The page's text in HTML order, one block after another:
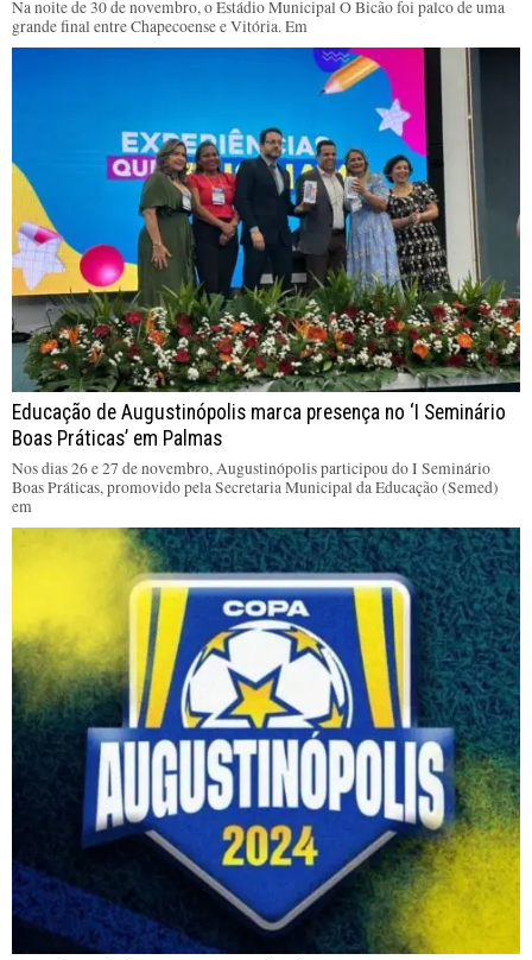
Na noite de 30 de novembro, o Estádio Municipal O Bicão foi palco de uma
grande final entre Chapecoense e Vitória. Em
Educação de Augustinópolis marca presença no ‘I Seminário
Boas Práticas’ em Palmas
Nos dias 26 e 27 de novembro, Augustinópolis participou do I Seminário
Boas Práticas, promovido pela Secretaria Municipal da Educação (Semed)
em